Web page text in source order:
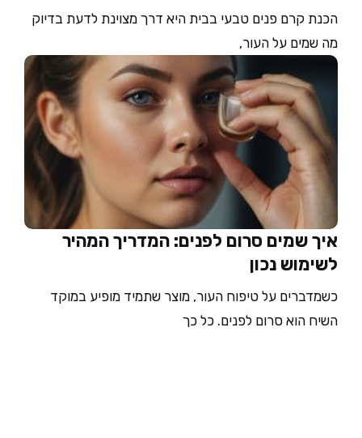
הכנת קרם פנים טבעי בבית היא דרך מצוינת לדעת בדיוק
מה שמים על העור,
איך שמים סרום לפנים: המדריך המהיר
לשימוש נכון
כשמדברים על טיפוח העור, מוצר שתמיד מופיע במוקד
השיח הוא סרום לפנים. כל כך